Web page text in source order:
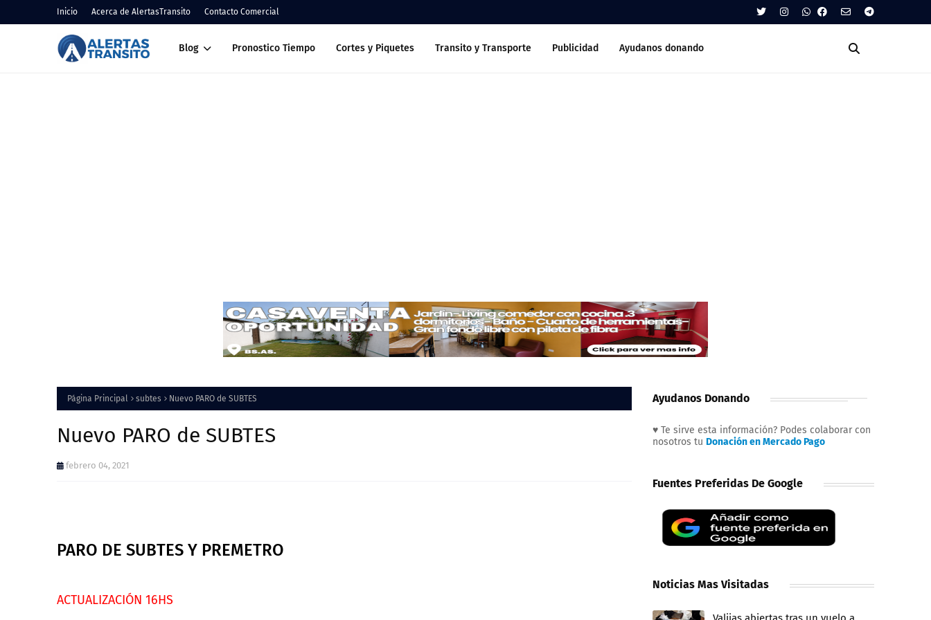
Inicio Acerca de AlertasTransito Contacto Comercial
Blog Pronostico Tiempo Cortes y Piquetes Transito y Transporte Publicidad Ayudanos donando
Página Principal subtes Nuevo PARO de SUBTES
Nuevo PARO de SUBTES
febrero 04, 2021
PARO DE SUBTES Y PREMETRO
ACTUALIZACIÓN 16HS
Ayudanos Donando
♥ Te sirve esta información? Podes colaborar con
nosotros tu Donación en Mercado Pago
Fuentes Preferidas De Google
Noticias Mas Visitadas